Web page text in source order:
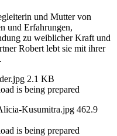
und Mutter von
und Erfahrungen,
zu weiblicher Kraft und
Robert lebt sie mit ihrer
2.1 KB
is being prepared
Kusumitra.jpg 462.9
is being prepared